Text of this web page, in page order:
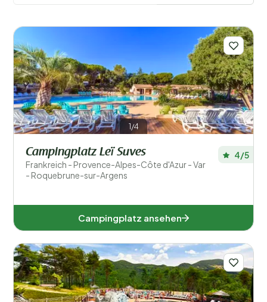
Beliebte Filter
Schwimmen
Allgemein
Sport und Freizeit
Filter speichern
1/4
Campingplatz Leï Suves
Frankreich - Provence-Alpes-Côte d'Azur - Var
- Roquebrune-sur-Argens
4/5
Campingplatz ansehen